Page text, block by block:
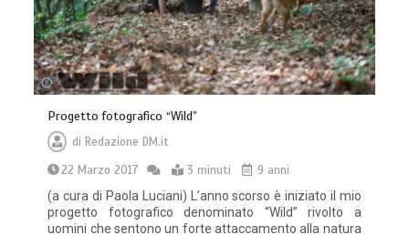
Progetto fotografico “Wild”
diRedazione DM.it
22 Marzo 2017
3 minuti
9 anni
(a cura di Paola Luciani) L’anno scorso è iniziato il mio
progetto fotografico denominato “Wild” rivolto a
uomini che sentono un forte attaccamento alla natura